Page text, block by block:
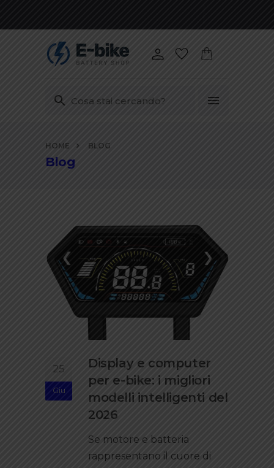
contenuti
HOME BLOG
Blog
25
Giu
Display e computer
per e-bike: i migliori
modelli intelligenti del
2026
Se motore e batteria
rappresentano il cuore di